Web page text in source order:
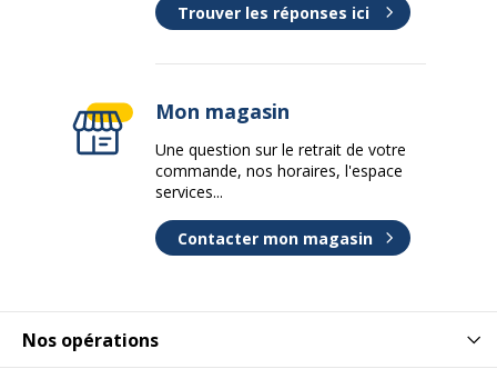
Nos opérations
Trouver les réponses ici
Mon magasin
Une question sur le retrait de votre
commande, nos horaires, l'espace
services...
Contacter mon magasin